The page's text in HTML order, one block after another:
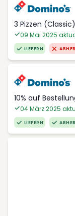
3 Pizzen
09 Mai 2025
LIEFERN
10% auf
04 März 2025
LIEFERN